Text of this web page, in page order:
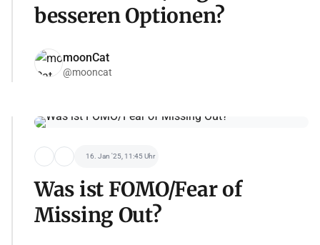
besseren Optionen?
moonCat
@mooncat
16. Jan '25, 11:45 Uhr
Was ist FOMO/Fear of
Missing Out?